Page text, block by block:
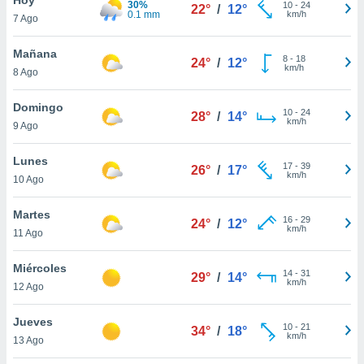
y
en
más
de
7 Ago
30%
0.1 mm
22° / 12° 10- 24
km/h
Mañana
8 Ago
24° / 12° 8- 18
km/h
Domingo
9 Ago
28° / 14° 10- 24
km/h
Lunes
10 Ago
26° / 17° 17- 39
km/h
Martes
11 Ago
24° / 12° 16- 29
km/h
Miércoles
12 Ago
29° / 14° 14- 31
km/h
Jueves
13 Ago
34° / 18° 10- 21
km/h